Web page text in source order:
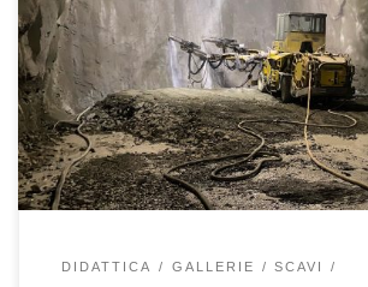
Giovedì 30 novembre 2023 gli studenti del
della laurea triennale di Ingegneria Civile,
Paolo Simonini e dalla prof.ssa Giorgia Dalla
visita ai cantieri della galleria Nago-Arco in
DIDATTICA GALLERIE SCAVI